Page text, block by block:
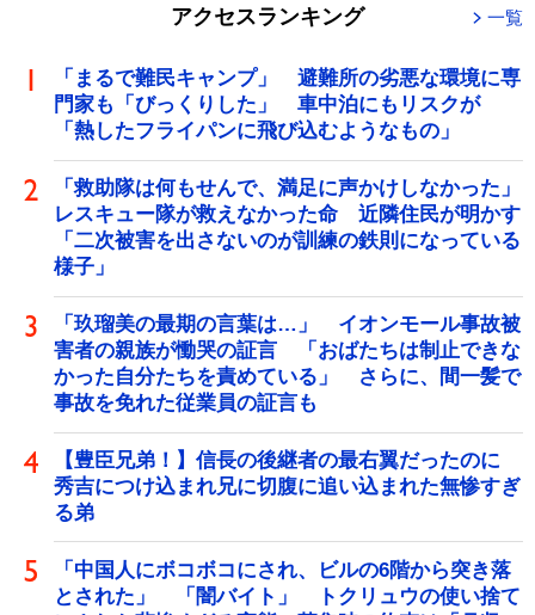
アクセスランキング 一覧
「まるで難民キャンプ」 避難所の劣悪な環境に専
門家も「びっくりした」 車中泊にもリスクが
「熱したフライパンに飛び込むようなもの」
「救助隊は何もせんで、満足に声かけしなかった」
レスキュー隊が救えなかった命 近隣住民が明かす
「二次被害を出さないのが訓練の鉄則になっている
様子」
「玖瑠美の最期の言葉は…」 イオンモール事故被
害者の親族が慟哭の証言 「おばたちは制止できな
かった自分たちを責めている」 さらに、間一髪で
事故を免れた従業員の証言も
【豊臣兄弟！】信長の後継者の最右翼だったのに
秀吉につけ込まれ兄に切腹に追い込まれた無惨すぎ
る弟
「中国人にボコボコにされ、ビルの6階から突き落
とされた」 「闇バイト」 トクリュウの使い捨て